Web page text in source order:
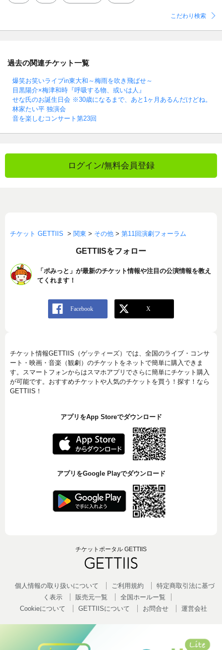
こだわり検索
過去の関連チケット一覧
爆笑お笑いライブin東大和～梅雨を吹き飛ばせ～
目黒陽介×梅津和時『呼吸する物、或いは人』
せな氏のお誕生日会 ※30歳になるまで、あと1ヶ月あるんだけどね。
林家たい平 独演会
音を楽しむコンサート第23回
ログイン/無料会員登録
チケット GETTIIS > 関東 > その他 > 第11回演劇フォーラム
GETTIISをフォロー
「ポみっと」が最新のチケット情報や注目の公演情報を教え
てくれます！
チケット情報GETTIIS（ゲッティーズ）では、全国のライブ・コンサ
ート・映画・音楽（観劇）のチケットをネットで簡単に購入できま
す。スマートフォンからはスマホアプリでさらに簡単にチケット購入
が可能です。おすすめチケットや人気のチケットを買う！探す！なら
GETTIIS！
アプリをApp Storeでダウンロード
アプリをGoogle Playでダウンロード
チケットポータル GETTIIS
個人情報の取り扱いについて ご利用規約
特定商取引法に基づ
く表示
販売元一覧
全国ホールー覧
Cookieについて
GETTIISについて お問合せ 運営会社